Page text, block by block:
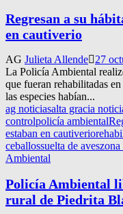
Regresan a su
en cautiverio
AG Julieta Allende 27
La Policía Ambiental
que fueran rehabilitadas
las especies habían...
ag noticiasalta gracia
controlpolicía ambiental
estaban en cautiverio
ceballossuelta de aveszona
Ambiental
Policía Ambiental
rural de Piedrita